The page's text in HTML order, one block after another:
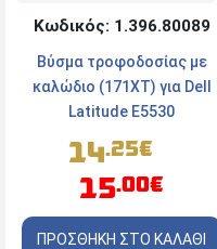
Κωδικός: 1.396.80089
Βύσμα τροφοδοσίας με
καλώδιο (171XT) για Dell
Latitude E5530
14.25€
15.00€
ΠΡΟΣΘΗΚΗ ΣΤΟ ΚΑΛΑΘΙ